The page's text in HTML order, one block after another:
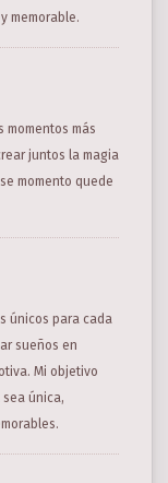
memorable.
momentos más
juntos la magia
momento quede
únicos para cada
sueños en
Mi objetivo
única,